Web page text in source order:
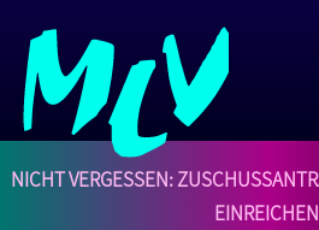
NICHT VERGESSEN: